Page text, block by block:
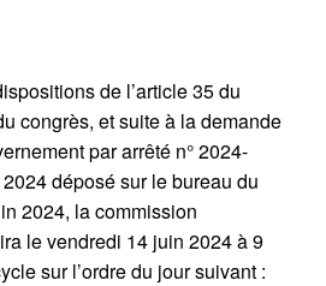
de l’article 35 du
congrès, et suite à la demande
par arrêté n° 2024-
déposé sur le bureau du
2024, la commission
le vendredi 14 juin 2024 à 9
sur l’ordre du jour suivant :